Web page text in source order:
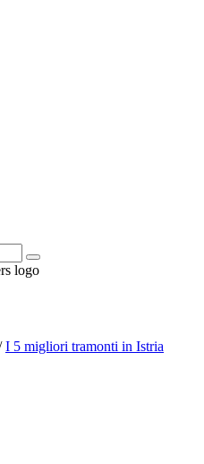
I 5 migliori tramonti in Istria